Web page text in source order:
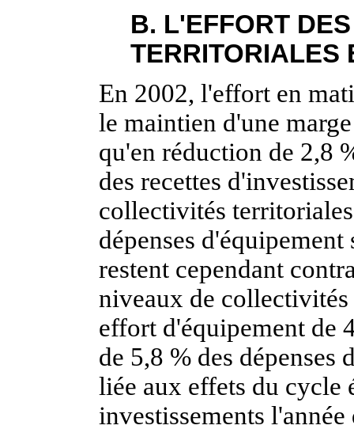
B. L'EFFORT
TERRITORIALES
En 2002, l'effort en
le maintien d'une
qu'en réduction de 2,8
des recettes
collectivités
dépenses
restent cependant
niveaux de collectivités
effort d'équipement de
de 5,8 % des dépenses
liée aux effets du cycle
investissements